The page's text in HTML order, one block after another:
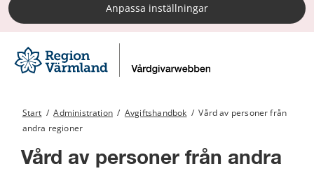
Anpassa inställningar
Start / Administration / Avgiftshandbok / Vård av personer från
andra regioner
Vård av personer från andra